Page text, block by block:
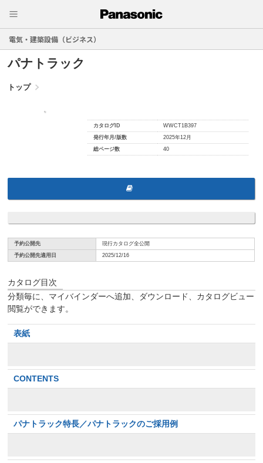
電気・建築設備（ビジネス）
パナトラック
トップ
カタログID
WWCT1B397
発行年月/版数
2025年12月
総ページ数
40
予約公開先
現行カタログ全公開
予約公開先適用日
2025/12/16
カタログ目次
分類毎に、マイバインダーへ追加、ダウンロード、カタログビュー
閲覧ができます。
表紙
CONTENTS
パナトラック特長／パナトラックのご採用例